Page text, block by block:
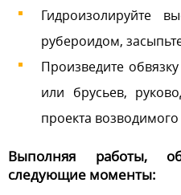
Гидроизолируйте
рубероидом,
Произведите
или брусьев,
проекта
Выполняя работы,
следующие моменты: